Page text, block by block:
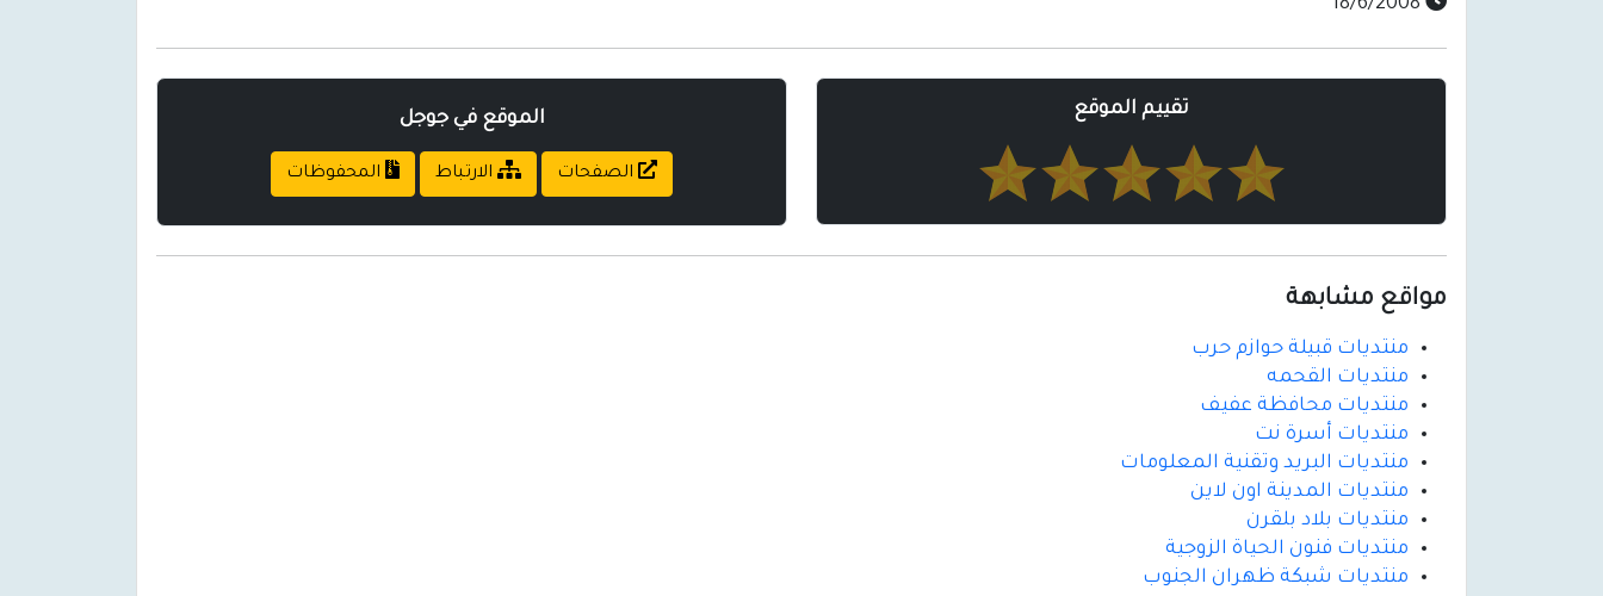
تقييم الموقع الموقع في جوجل
الصفحات الارتباط المحفوظات
مواقع مشابهة
منتديات قبيلة حوازم حرب
منتديات القحمه
منتديات محافظة عفيف
منتديات أسرة نت
منتديات البريد وتقنية المعلومات
منتديات المدينة اون لاين
منتديات بلاد بلقرن
منتديات فنون الحياة الزوجية
منتديات شبكة ظهران الجنوب